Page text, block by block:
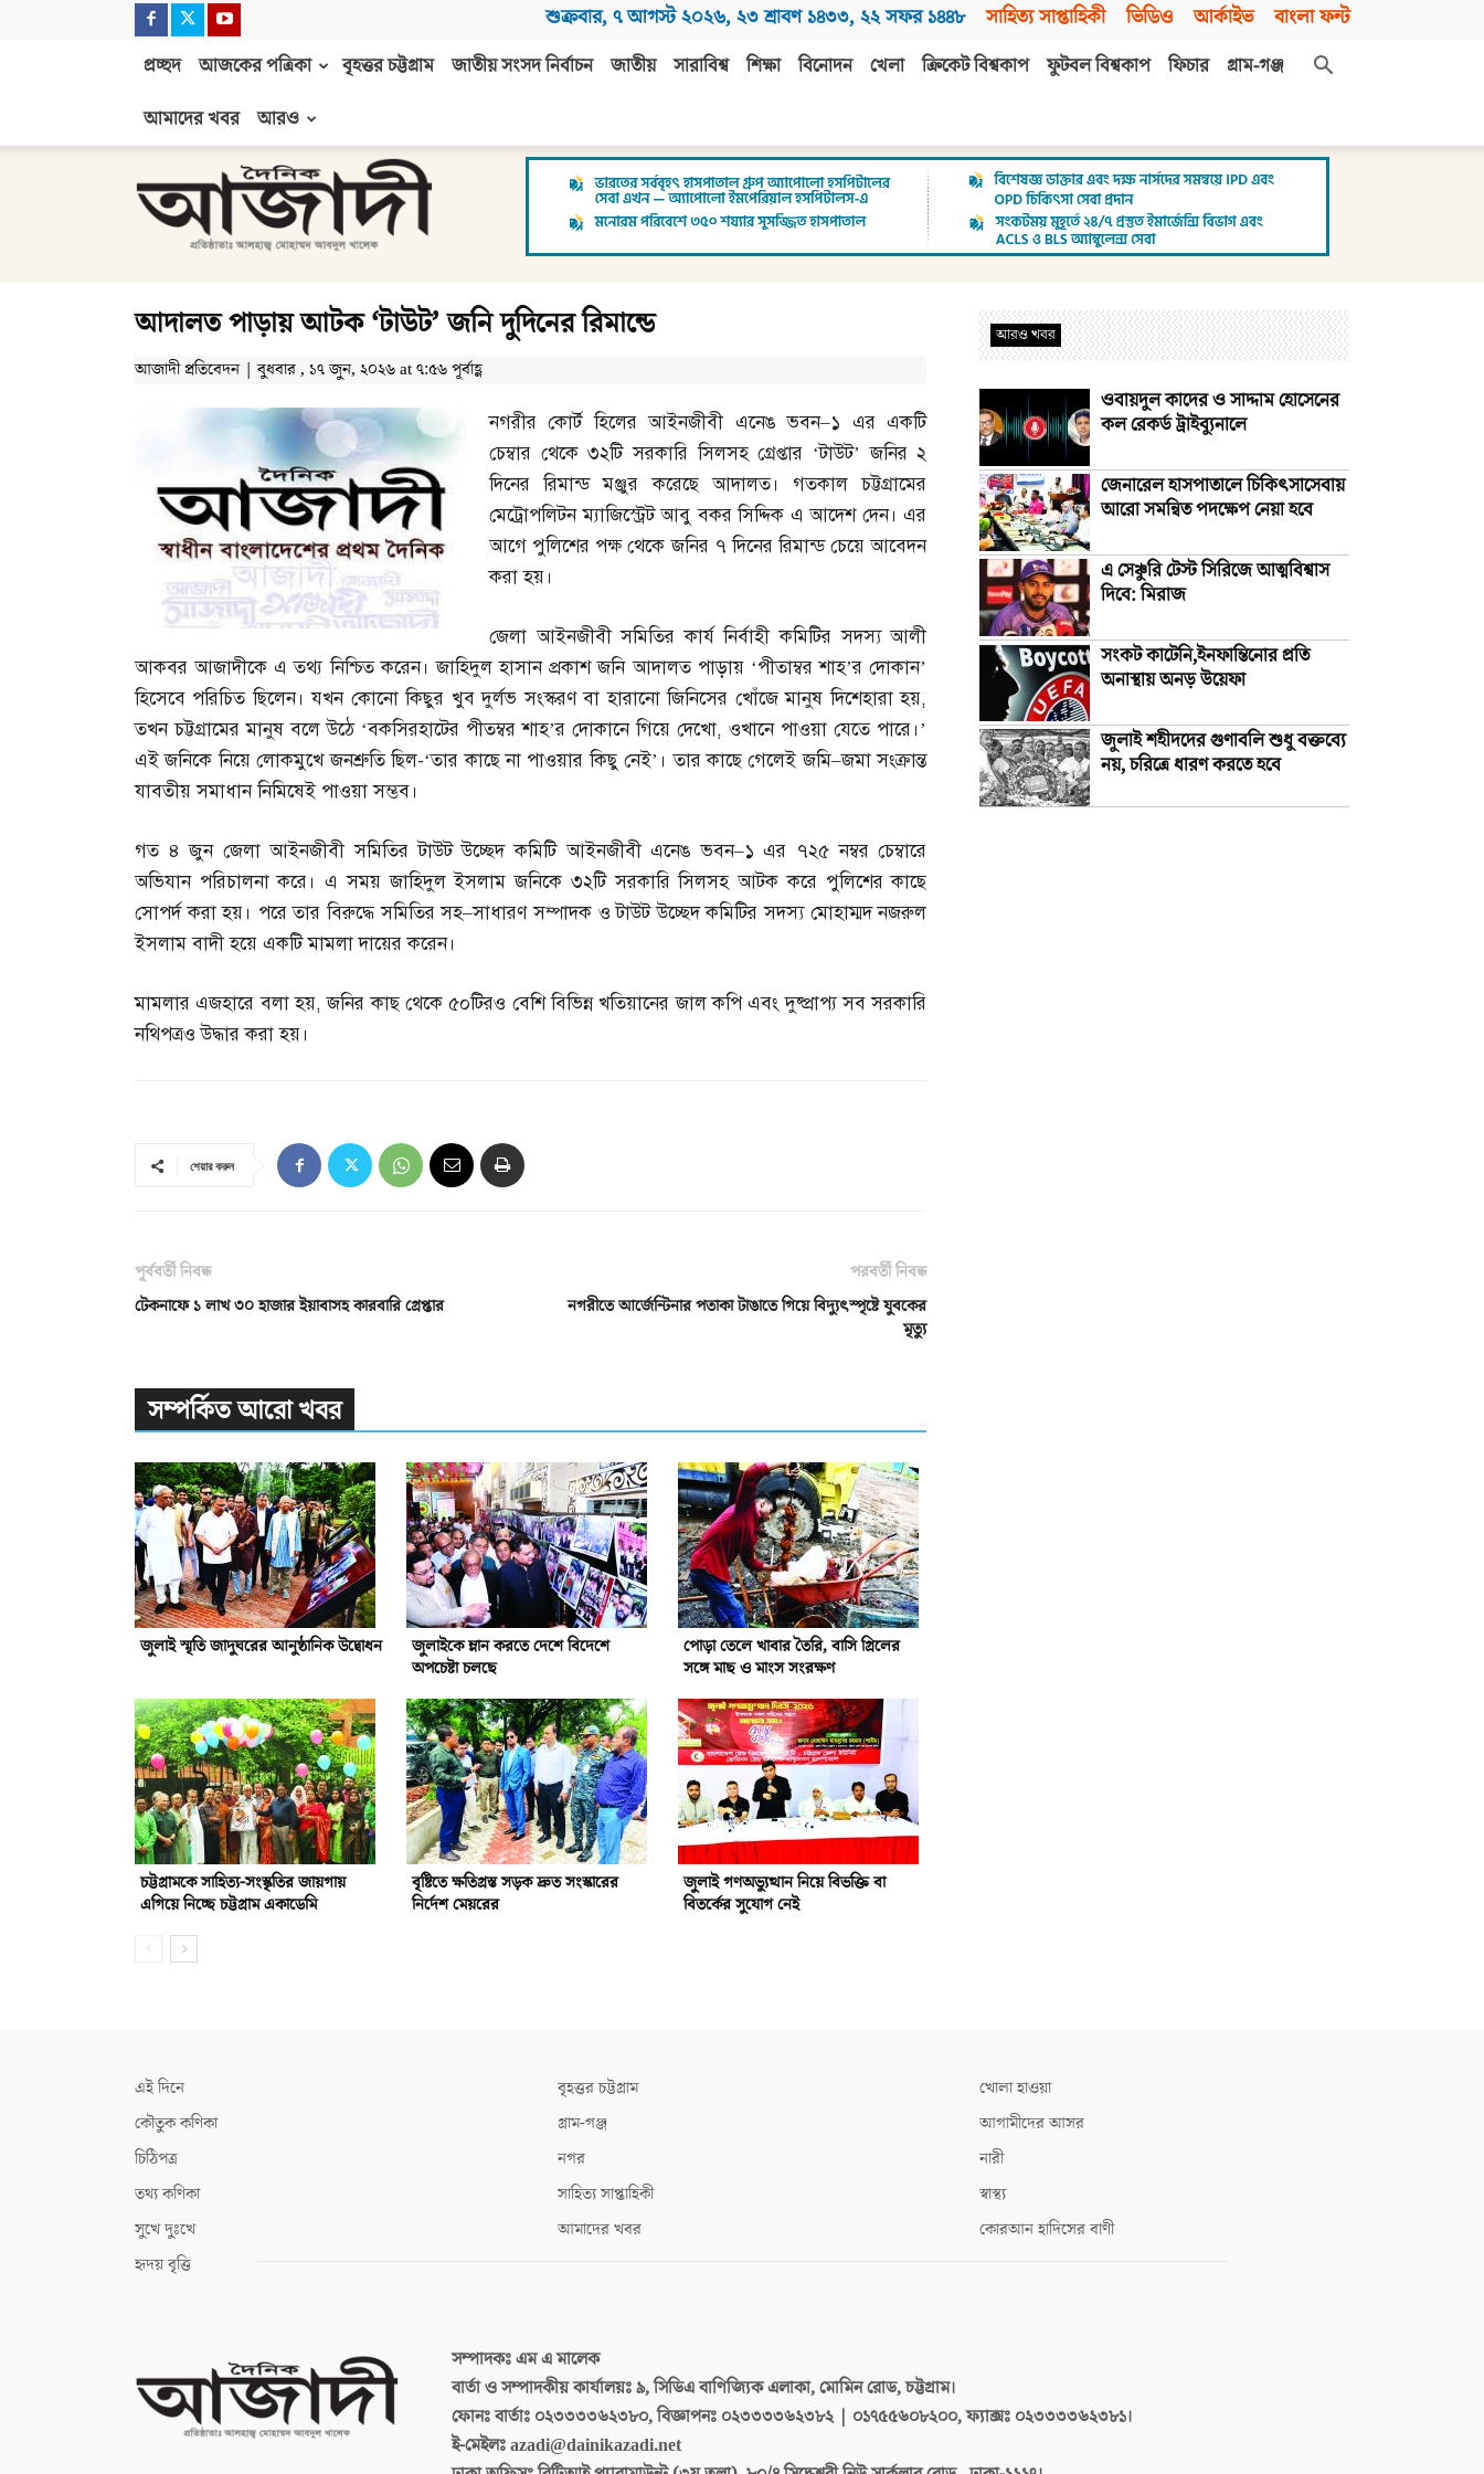
শুক্রবার, ৭ আগস্ট ২০২৬, ২৩ শ্রাবণ ১৪৩৩, ২২ সফর ১৪৪৮ সাহিত্য সাপ্তাহিকী ভিডিও আর্কাইভ বাংলা ফন্ট
প্রচ্ছদ আজকের পত্রিকা বৃহত্তর চট্টগ্রাম জাতীয় সংসদ নির্বাচন জাতীয় সারাবিশ্ব শিক্ষা বিনোদন খেলা ক্রিকেট বিশ্বকাপ ফুটবল বিশ্বকাপ ফিচার
গ্রাম-গঞ্জ
আমাদের খবর
আরও
আজাদী
আদালত পাড়ায় আটক ‘টাউট’ জনি দুদিনের রিমান্ডে
আজাদী প্রতিবেদন | বুধবার , ১৭ জুন, ২০২৬ at ৭:৫৬ পূর্বাহ্ণ
নগরীর কোর্ট হিলের আইনজীবী এনেঙ ভবন–১ এর একটি
চেম্বার থেকে ৩২টি সরকারি সিলসহ গ্রেপ্তার ‘টাউট’ জনির ২
দিনের রিমান্ড মঞ্জুর করেছে আদালত। গতকাল চট্টগ্রামের
মেট্রোপলিটন ম্যাজিস্ট্রেট আবু বকর সিদ্দিক এ আদেশ দেন। এর
আগে পুলিশের পক্ষ থেকে জনির ৭ দিনের রিমান্ড চেয়ে আবেদন
করা হয়।
জেলা আইনজীবী সমিতির কার্য নির্বাহী কমিটির সদস্য আলী
আকবর আজাদীকে এ তথ্য নিশ্চিত করেন। জাহিদুল হাসান প্রকাশ জনি আদালত পাড়ায় ‘পীতাম্বর শাহ’র দোকান’
হিসেবে পরিচিত ছিলেন। যখন কোনো কিছুর খুব দুর্লভ সংস্করণ বা হারানো জিনিসের খোঁজে মানুষ দিশেহারা হয়,
তখন চট্টগ্রামের মানুষ বলে উঠে ‘বকসিরহাটের পীতম্বর শাহ’র দোকানে গিয়ে দেখো,ওখানে পাওয়া যেতে পারে।’
এই জনিকে নিয়ে লোকমুখে জনশ্রুতি ছিল-‘তার কাছে না পাওয়ার কিছু নেই’। তার কাছে গেলেই জমি–জমা সংক্রান্ত
যাবতীয় সমাধান নিমিষেই পাওয়া সম্ভব।
গত ৪ জুন জেলা আইনজীবী সমিতির টাউট উচ্ছেদ কমিটি আইনজীবী এনেঙ ভবন–১ এর ৭২৫ নম্বর চেম্বারে
অভিযান পরিচালনা করে। এ সময় জাহিদুল ইসলাম জনিকে ৩২টি সরকারি সিলসহ আটক করে পুলিশের কাছে
সোপর্দ করা হয়। পরে তার বিরুদ্ধে সমিতির সহ–সাধারণ সম্পাদক ও টাউট উচ্ছেদ কমিটির সদস্য মোহাম্মদ নজরুল
ইসলাম বাদী হয়ে একটি মামলা দায়ের করেন।
মামলার এজহারে বলা হয়,জনির কাছ থেকে ৫০টিরও বেশি বিভিন্ন খতিয়ানের জাল কপি এবং দুষ্প্রাপ্য সব সরকারি
নথিপত্রও উদ্ধার করা হয়।
শেয়ার করুন
পূর্ববর্তী নিবন্ধ
টেকনাফে ১ লাখ ৩০ হাজার ইয়াবাসহ কারবারি গ্রেপ্তার
পরবর্তী নিবন্ধ
নগরীতে আর্জেন্টিনার পতাকা টাঙাতে গিয়ে বিদ্যুৎস্পৃষ্টে যুবকের
মৃত্যু
সম্পর্কিত আরো খবর
জুলাই স্মৃতি জাদুঘরের আনুষ্ঠানিক উদ্বোধন
জুলাইকে ম্লান করতে দেশে বিদেশে
অপচেষ্টা চলছে
পোড়া তেলে খাবার তৈরি, বাসি গ্রিলের
সঙ্গে মাছ ও মাংস সংরক্ষণ
চট্টগ্রামকে সাহিত্য-সংস্কৃতির জায়গায়
এগিয়ে নিচ্ছে চট্টগ্রাম একাডেমি
বৃষ্টিতে ক্ষতিগ্রস্ত সড়ক দ্রুত সংস্কারের
নির্দেশ মেয়রের
জুলাই গণঅভ্যুত্থান নিয়ে বিভক্তি বা
বিতর্কের সুযোগ নেই
আরও খবর
ওবায়দুল কাদের ও সাদ্দাম হোসেনের
কল রেকর্ড ট্রাইব্যুনালে
জেনারেল হাসপাতালে চিকিৎসাসেবায়
আরো সমন্বিত পদক্ষেপ নেয়া হবে
এ সেঞ্চুরি টেস্ট সিরিজে আত্মবিশ্বাস
দিবে: মিরাজ
সংকট কাটেনি,ইনফান্তিনোর প্রতি
অনাস্থায় অনড় উয়েফা
জুলাই শহীদদের গুণাবলি শুধু বক্তব্যে
নয়, চরিত্রে ধারণ করতে হবে
এই দিনে
কৌতুক কণিকা
চিঠিপত্র
তথ্য কণিকা
সুখে দুঃখে
হৃদয় বৃত্তি
বৃহত্তর চট্টগ্রাম
গ্রাম-গঞ্জ
নগর
সাহিত্য সাপ্তাহিকী
আমাদের খবর
খোলা হাওয়া
আগামীদের আসর
নারী
স্বাস্থ্য
কোরআন হাদিসের বাণী
সম্পাদকঃএম এ মালেক
বার্তা ও সম্পাদকীয় কার্যালয়ঃ৯, সিডিএ বাণিজ্যিক এলাকা, মোমিন রোড, চট্টগ্রাম।
ফোনঃ বার্তাঃ ০২৩৩৩৩৬২৩৮০, বিজ্ঞাপনঃ ০২৩৩৩৩৬২৩৮২ | ০১৭৫৫৬০৮২০০, ফ্যাক্সঃ ০২৩৩৩৩৬২৩৮১।
ই-মেইলঃazadi@dainikazadi.net